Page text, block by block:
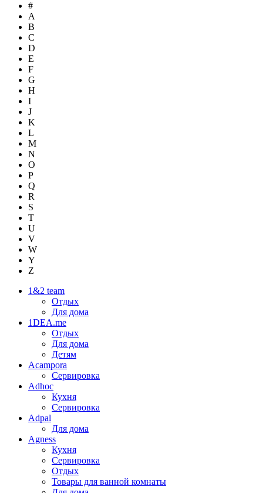
#
A
B
C
D
E
F
G
H
I
J
K
L
M
N
O
P
Q
R
S
T
U
V
W
Y
Z
1&2 team
Отдых
Для дома
1DEA.me
Отдых
Для дома
Детям
Acampora
Сервировка
Adhoc
Кухня
Сервировка
Adpal
Для дома
Agness
Кухня
Сервировка
Отдых
Товары для ванной комнаты